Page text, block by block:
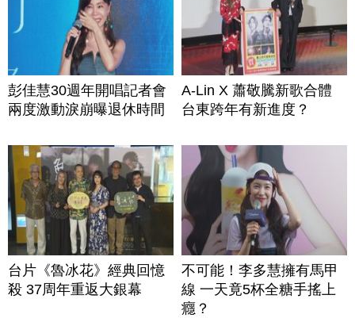
彭佳慧30週年開唱記者會
兩度激動淚崩曝退休時間
A-Lin X 蕭敬騰新歌合體
台東跨年有新進度？
台片《魯冰花》經典回憶
殺 37周年重返大銀幕
不可能！李多慧擁有馬甲
線 一天竟5杯全糖手搖上
癮？